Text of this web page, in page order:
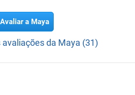
Avaliar a Maya
avaliações da Maya (31)